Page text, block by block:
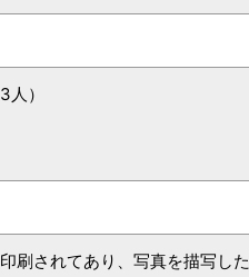
）
刷されてあり、写真を描写し